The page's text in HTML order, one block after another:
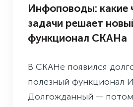
новых подписчиков.
знания читателям блога
Инфоповоды: какие
задачи решает
функционал СКАНа
В СКАНе появился
полезный функционал
Долгожданный —